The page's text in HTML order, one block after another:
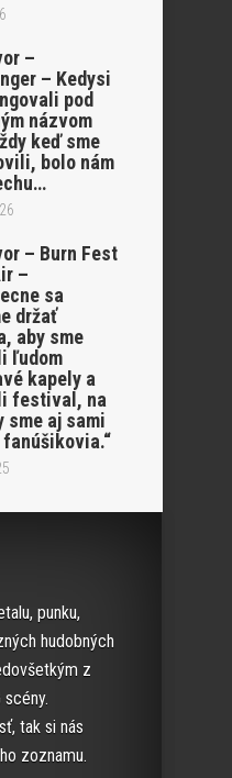
–
– Kedysi
pod
názvom
keď sme
bolo nám
– Burn Fest
–
sa
držať
aby sme
ľudom
kapely a
festival, na
sme aj sami
punku,
hudobných
z
scény.
tak si nás
zoznamu.